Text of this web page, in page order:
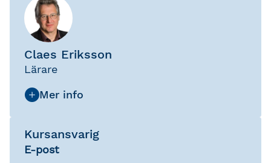
Claes Eriksson
Lärare
Kursansvarig
E-post